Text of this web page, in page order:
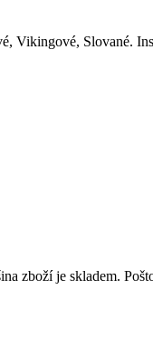
Vikingové, Slované.
zboží je skladem.